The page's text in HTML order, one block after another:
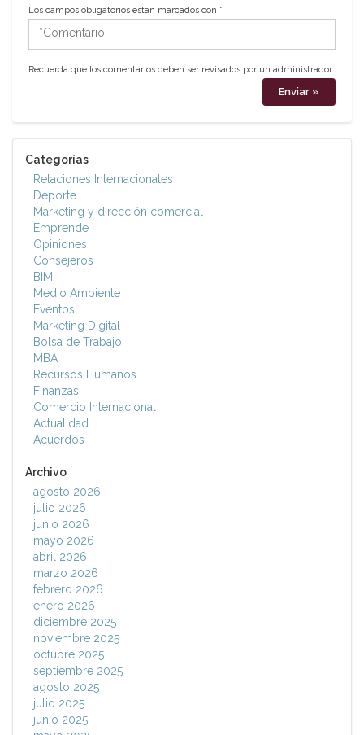
Los campos obligatorios están marcados con *
*Comentario
Recuerda que los comentarios deben ser revisados por un administrador.
Categorías
Relaciones Internacionales
Deporte
Marketing y dirección comercial
Emprende
Opiniones
Consejeros
BIM
Medio Ambiente
Eventos
Marketing Digital
Bolsa de Trabajo
MBA
Recursos Humanos
Finanzas
Comercio Internacional
Actualidad
Acuerdos
Archivo
agosto 2026
julio 2026
junio 2026
mayo 2026
abril 2026
marzo 2026
febrero 2026
enero 2026
diciembre 2025
noviembre 2025
octubre 2025
septiembre 2025
agosto 2025
julio 2025
junio 2025